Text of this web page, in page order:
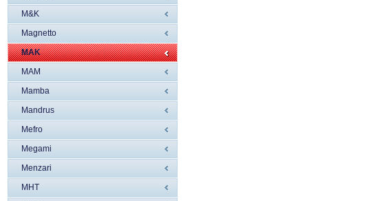
M&K
Magnetto
MAK
MAM
Mamba
Mandrus
Mefro
Megami
Menzari
MHT